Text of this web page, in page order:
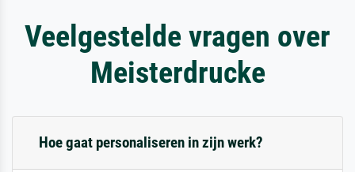
Veelgestelde vragen over
Meisterdrucke
Hoe gaat personaliseren in zijn werk?